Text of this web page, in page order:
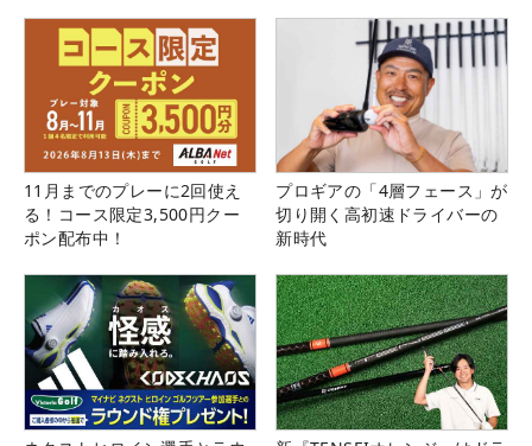
11月までのプレーに2回使え
る！コース限定3,500円クー
ポン配布中！
プロギアの「4層フェース」が
切り開く高初速ドライバーの
新時代